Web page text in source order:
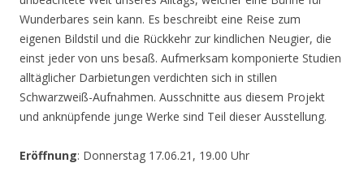
Wunderbares sein kann. Es beschreibt eine Reise zum
eigenen Bildstil und die Rückkehr zur kindlichen Neugier, die
einst jeder von uns besaß. Aufmerksam komponierte Studien
alltäglicher Darbietungen verdichten sich in stillen
Schwarzweiß-Aufnahmen. Ausschnitte aus diesem Projekt
und anknüpfende junge Werke sind Teil dieser Ausstellung.
Eröffnung: Donnerstag 17.06.21, 19.00 Uhr